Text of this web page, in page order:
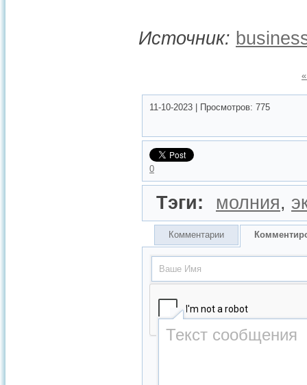
Источник:
11-10-2023 Просмотров: 775
0
Тэги: молния,
Комментарии